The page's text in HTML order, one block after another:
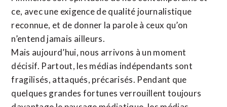
ce, avec une exigence de qualité journalistique
reconnue, et de donner la parole à ceux qu’on
n’entend jamais ailleurs.
Mais aujourd’hui, nous arrivons à un moment
décisif. Partout, les médias indépendants sont
fragilisés, attaqués, précarisés. Pendant que
quelques grandes fortunes verrouillent toujours